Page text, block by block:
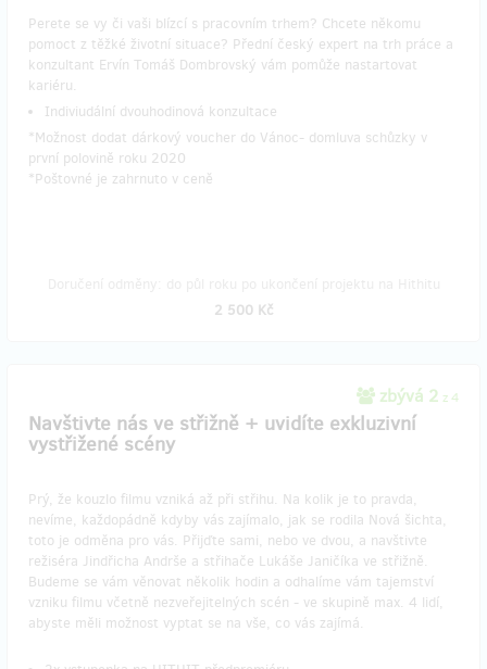
Perete se vy či vaši blízcí s pracovním trhem? Chcete někomu
pomoct z těžké životní situace? Přední český expert na trh práce a
konzultant Ervín Tomáš Dombrovský vám pomůže nastartovat
kariéru.
Indiviudální dvouhodinová konzultace
*Možnost dodat dárkový voucher do Vánoc- domluva schůzky v
první polovině roku 2020
​*Poštovné je zahrnuto v ceně
2 500 Kč
zbývá 2 z 4
Navštivte nás ve střižně + uvidíte exkluzivní
vystřižené scény
Prý, že kouzlo filmu vzniká až při střihu. Na kolik je to pravda,
nevíme, každopádně kdyby vás zajímalo, jak se rodila Nová šichta,
toto je odměna pro vás. Přijďte sami, nebo ve dvou, a navštivte
režiséra Jindřicha Andrše a střihače Lukáše Janičíka ve střižně.
Budeme se vám věnovat několik hodin a odhalíme vám tajemství
vzniku filmu včetně nezveřejitelných scén - ve skupině max. 4 lidí,
abyste měli možnost vyptat se na vše, co vás zajímá.